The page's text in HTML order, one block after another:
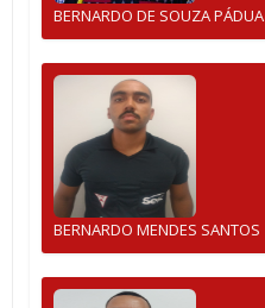
BERNARDO DE SOUZA PÁDUA
BERNARDO MENDES SANTOS